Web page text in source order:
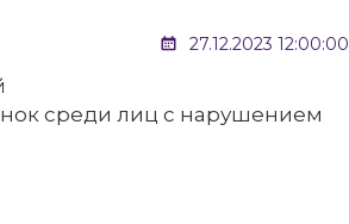
27.12.2023 12:00:00
среди лиц с нарушением